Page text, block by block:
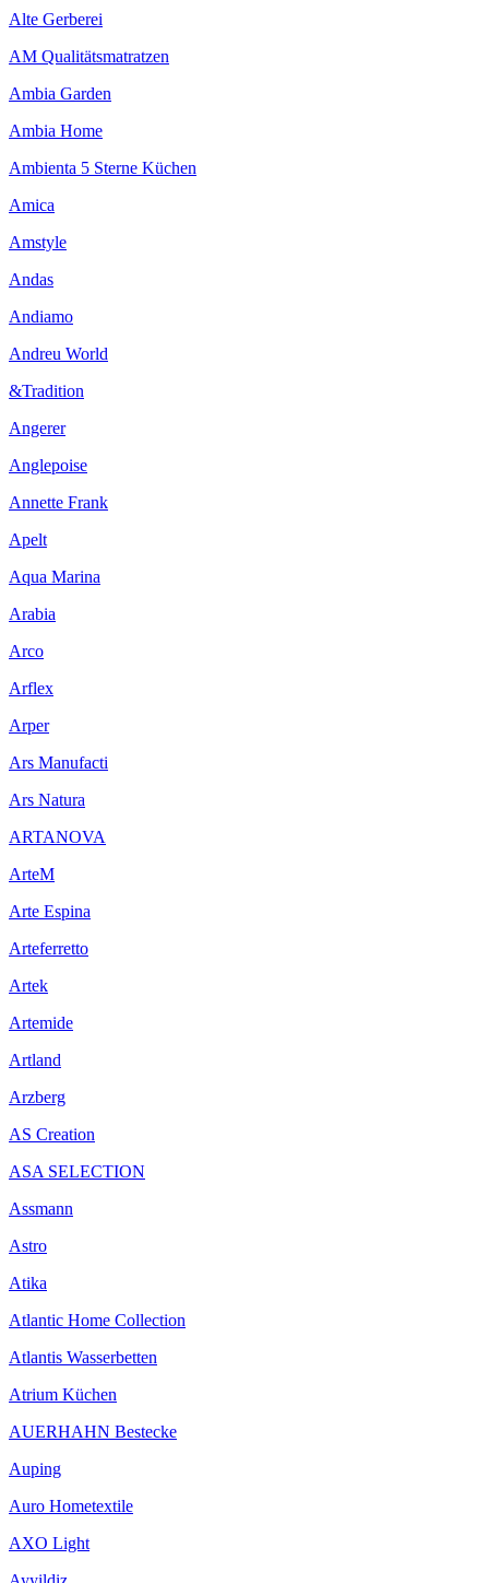
Alte Gerberei
AM Qualitätsmatratzen
Ambia Garden
Ambia Home
Ambienta 5 Sterne Küchen
Amica
Amstyle
Andas
Andiamo
Andreu World
&Tradition
Angerer
Anglepoise
Annette Frank
Apelt
Aqua Marina
Arabia
Arco
Arflex
Arper
Ars Manufacti
Ars Natura
ARTANOVA
ArteM
Arte Espina
Arteferretto
Artek
Artemide
Artland
Arzberg
AS Creation
ASA SELECTION
Assmann
Astro
Atika
Atlantic Home Collection
Atlantis Wasserbetten
Atrium Küchen
AUERHAHN Bestecke
Auping
Auro Hometextile
AXO Light